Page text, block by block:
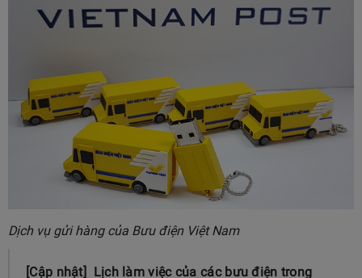
Dịch vụ gửi hàng của Bưu điện Việt Nam
[Cập nhật] Lịch làm việc của các bưu điện trong